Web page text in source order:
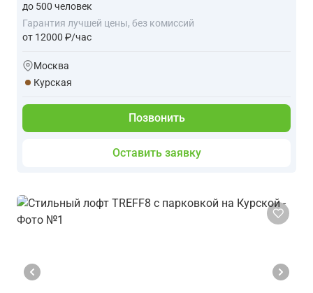
до 500 человек
Гарантия лучшей цены, без комиссий
от 12000 ₽/час
Москва
Курская
Позвонить
Оставить заявку